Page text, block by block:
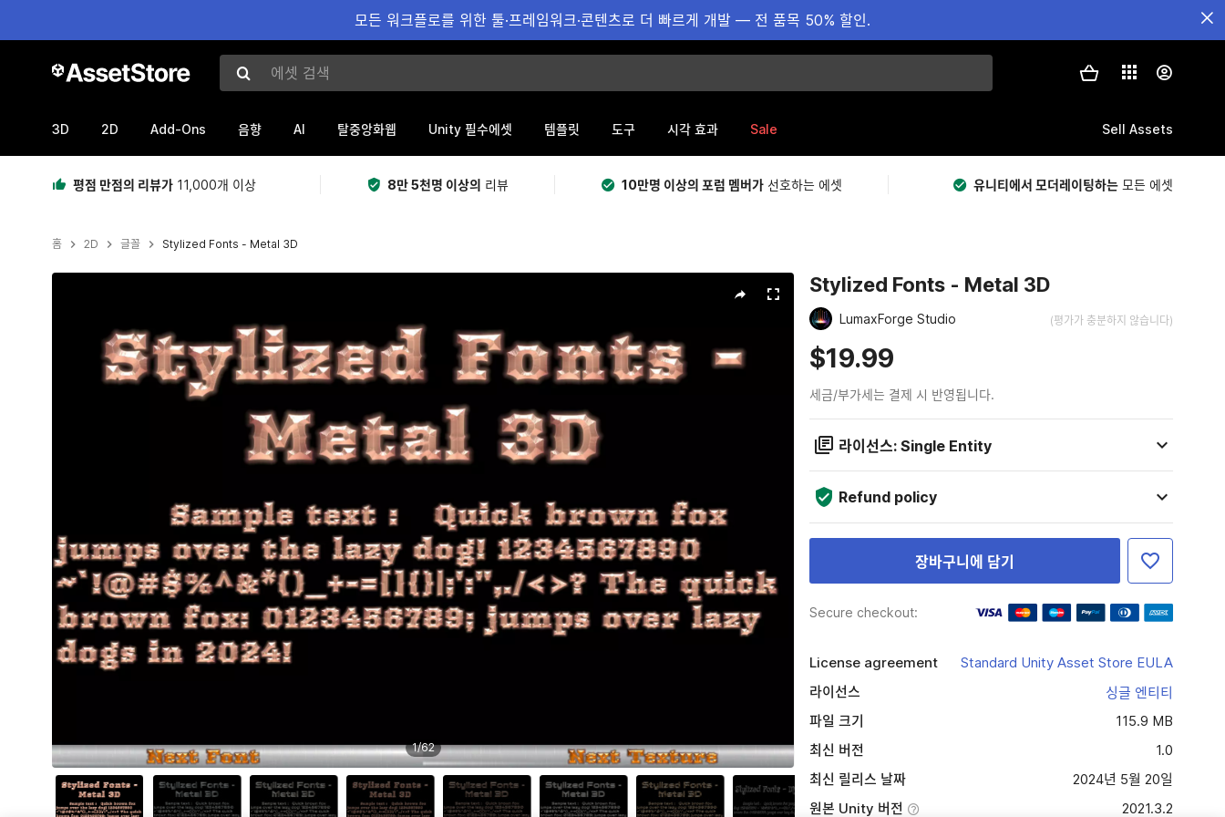
모든 워크플로를 위한 툴·프레임워크·콘텐츠로 더 빠르게 개발 — 전 품목 50% 할인.
에셋 검색
3D 2D Add-Ons 음향 AI 탈중앙화웹 Unity 필수에셋 템플릿 도구 시각 효과 Sale Sell Assets
평점 만점의 리뷰가 11,000개 이상 8만 5천명 이상의 리뷰 10만명 이상의 포럼 멤버가 선호하는 에셋 유니티에서 모더레이팅하는 모든 에셋
홈 2D 글꼴 Stylized Fonts - Metal 3D
1/62
Stylized Fonts - Metal 3D
LumaxForge Studio (평가가 충분하지 않습니다)
$19.99
세금/부가세는 결제 시 반영됩니다.
라이선스: Single Entity
Refund policy
장바구니에 담기
Secure checkout:
License agreement
Standard Unity Asset Store EULA
라이선스
싱글 엔티티
파일 크기
115.9 MB
최신 버전
1.0
최신 릴리스 날짜
2024년 5월 20일
원본 Unity 버전
2021.3.2